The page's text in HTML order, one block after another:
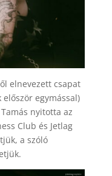
elnevezett csapat
egymással)
nyitotta az
Club és Jetlag
a szóló